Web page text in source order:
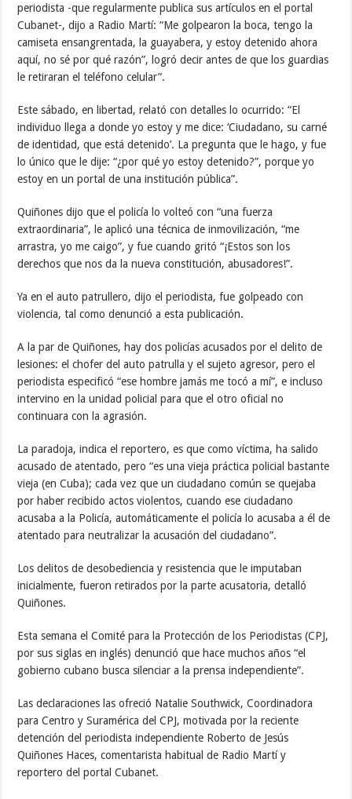
periodista -que regularmente publica sus artículos en el portal
Cubanet-, dijo a Radio Martí: “Me golpearon la boca, tengo la
camiseta ensangrentada, la guayabera, y estoy detenido ahora
aquí, no sé por qué razón”, logró decir antes de que los guardias
le retiraran el teléfono celular”.
Este sábado, en libertad, relató con detalles lo ocurrido: “El
individuo llega a donde yo estoy y me dice: ‘Ciudadano, su carné
de identidad, que está detenido’. La pregunta que le hago, y fue
lo único que le dije: “¿por qué yo estoy detenido?”, porque yo
estoy en un portal de una institución pública”.
Quiñones dijo que el policía lo volteó con “una fuerza
extraordinaria”, le aplicó una técnica de inmovilización, “me
arrastra, yo me caigo”, y fue cuando gritó “¡Estos son los
derechos que nos da la nueva constitución, abusadores!”.
Ya en el auto patrullero, dijo el periodista, fue golpeado con
violencia, tal como denunció a esta publicación.
A la par de Quiñones, hay dos policías acusados por el delito de
lesiones: el chofer del auto patrulla y el sujeto agresor, pero el
periodista especificó “ese hombre jamás me tocó a mí”, e incluso
intervino en la unidad policial para que el otro oficial no
continuara con la agrasión.
La paradoja, indica el reportero, es que como víctima, ha salido
acusado de atentado, pero “es una vieja práctica policial bastante
vieja (en Cuba); cada vez que un ciudadano común se quejaba
por haber recibido actos violentos, cuando ese ciudadano
acusaba a la Policía, automáticamente el policía lo acusaba a él de
atentado para neutralizar la acusación del ciudadano”.
Los delitos de desobediencia y resistencia que le imputaban
inicialmente, fueron retirados por la parte acusatoria, detalló
Quiñones.
Esta semana el Comité para la Protección de los Periodistas (CPJ,
por sus siglas en inglés) denunció que hace muchos años “el
gobierno cubano busca silenciar a la prensa independiente”.
Las declaraciones las ofreció Natalie Southwick, Coordinadora
para Centro y Suramérica del CPJ, motivada por la reciente
detención del periodista independiente Roberto de Jesús
Quiñones Haces, comentarista habitual de Radio Martí y
reportero del portal Cubanet.